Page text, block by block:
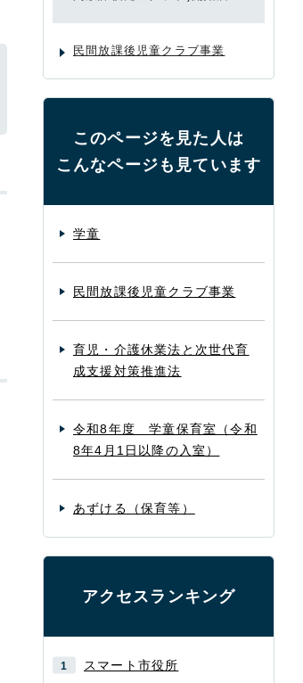
民間放課後児童クラブ事業
このページを見た人は
こんなページも見ています
学童
民間放課後児童クラブ事業
育児・介護休業法と次世代育
成支援対策推進法
令和8年度 学童保育室（令和
8年4月1日以降の入室）
あずける（保育等）
アクセスランキング
スマート市役所